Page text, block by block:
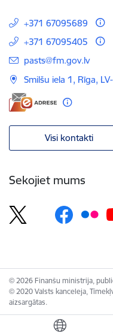
+371 67095689
+371 67095405
E-pasts:
pasts@fm.gov.lv
Smilšu iela 1, Rīga,
Visi kontakti
Sekojiet mums
© 2026 Finanšu ministrija,
© 2020 Valsts kanceleja,
aizsargātas.